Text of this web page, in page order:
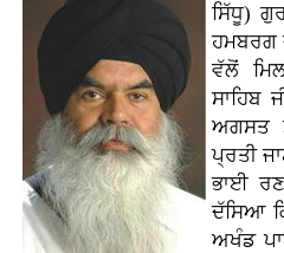
ਸਿੱਧੂ)
ਹਮਬਰਗ
ਵੱਲੋਂ
ਸਾਹਿਬ
ਅਗਸਤ
ਪ੍ਰਤੀ
ਭਾਈ
ਦੱਸਿਆ
ਅਖੰਡ